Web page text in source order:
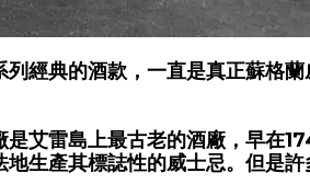
經典的酒款，一直是真正蘇格
艾雷島上最古老的酒廠，早在
生產其標誌性的威士忌。但是